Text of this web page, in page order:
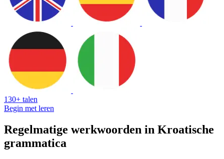
130+ talen
Begin met leren
Regelmatige werkwoorden in Kroatische
grammatica